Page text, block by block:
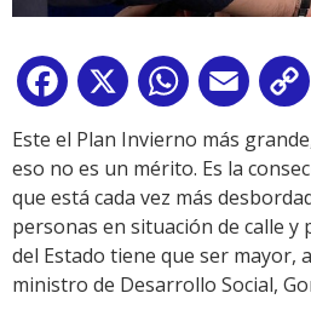
Facebook
X WhatsApp
Email
Este el Plan Invierno más
eso no es un mérito. Es la
que está cada vez más
personas en situación de calle y
del Estado tiene que ser mayor,
ministro de Desarrollo Social,